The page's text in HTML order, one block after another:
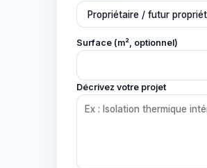
Surface (m², optionnel)
Décrivez votre projet